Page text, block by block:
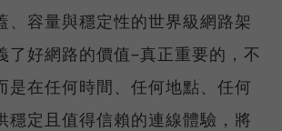
、容量與穩定性的世界級網路架
了好網路的價值–真正重要的，不
是在任何時間、任何地點、任何
穩定且值得信賴的連線體驗，將